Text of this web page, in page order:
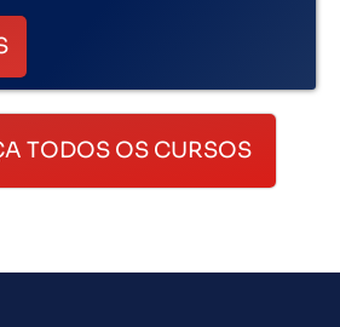
TODOS OS CURSOS